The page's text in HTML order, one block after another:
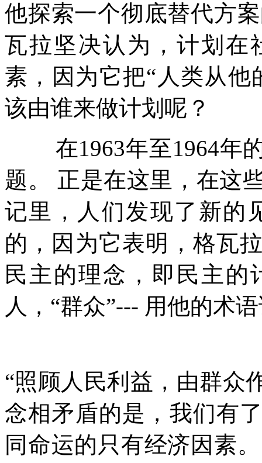
他探索一个彻底替代方
瓦拉坚决认为，计划在
素，因为它把“ 人类从他
该由谁来做计划呢？
在1963年至1964年
题。
正是在这里，在这
记里，人们发现了新的
的，因为它表明，格瓦
民主的理念，即民主
人， “群众”--- 用他的术
“照顾人民利益，由群众
念相矛盾的是，我们有
同命运的只有经济因素。